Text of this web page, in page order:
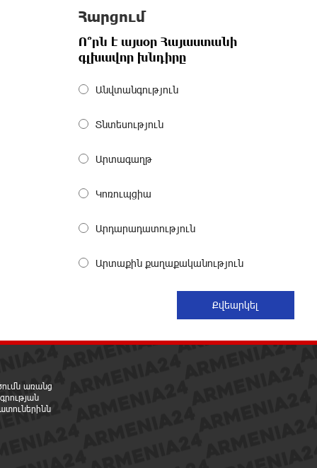
հանրապետականները կարող են
պարտվել Կոնգրեսի միջանկյալ
«ՀայաՔվեի» անդամները ևս
բակում են` հաջակցություն Հայ
առաքելական եկեղեցու և նրա Հովվապետի
Օգոստոսի 7-ը ասորի ժողովրդի
ցեղասպանության հիշատակի օրն
3 ժամ առաջ
Հայաստանը ապրում է իր
գոյության ամենախայտառակ
Դավթյան
Հարցում
Ո՞րն է այսօր Հայաստանի
գլխավոր խնդիրը
Անվտանգություն
Տնտեսություն
Արտագաղթ
Կոռուպցիա
Արդարադատություն
Արտաքին քաղաքականություն
առանց